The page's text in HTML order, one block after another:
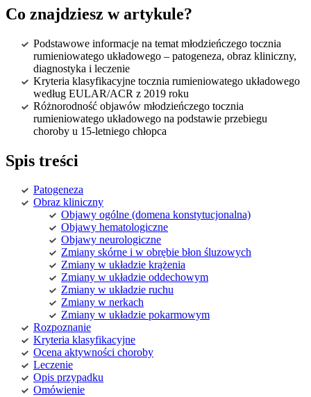
Co znajdziesz w artykule?
Podstawowe informacje na temat młodzieńczego tocznia
rumieniowatego układowego – patogeneza, obraz kliniczny,
diagnostyka i leczenie
Kryteria klasyfikacyjne tocznia rumieniowatego układowego
według EULAR/ACR z 2019 roku
Różnorodność objawów młodzieńczego tocznia
rumieniowatego układowego na podstawie przebiegu
choroby u 15-letniego chłopca
Spis treści
Patogeneza
Obraz kliniczny
Objawy ogólne (domena konstytucjonalna)
Objawy hematologiczne
Objawy neurologiczne
Zmiany skórne i w obrębie błon śluzowych
Zmiany w układzie krążenia
Zmiany w układzie oddechowym
Zmiany w układzie ruchu
Zmiany w nerkach
Zmiany w układzie pokarmowym
Rozpoznanie
Kryteria klasyfikacyjne
Ocena aktywności choroby
Leczenie
Opis przypadku
Omówienie